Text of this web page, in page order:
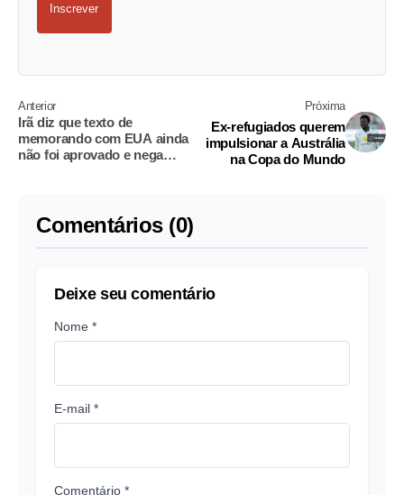
Inscrever
Anterior
Irã diz que texto de
memorando com EUA ainda
não foi aprovado e nega
Próxima
Ex-refugiados querem
impulsionar a Austrália
na Copa do Mundo
Comentários (0)
Deixe seu comentário
Nome *
E-mail *
Comentário *